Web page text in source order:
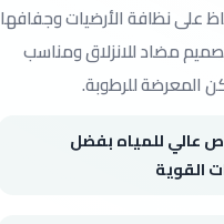
على نظافة الأرضيات وجفافها
مضاد للانزلاق ومناسب
المعرضة للرطوبة.
عالي للمياه بفضل
القوية